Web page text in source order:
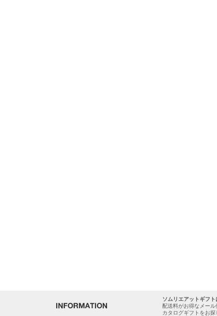
ソムリエアットギフ
配送料がお得なメー
カタログギフトをお